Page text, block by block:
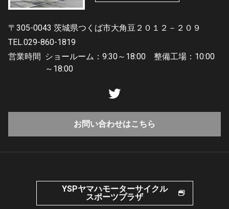
〒305-0043 茨城県つくば市大角豆２０１２－２０９
TEL.029-860-1819
営業時間 ショールーム：9:30～18:00 整備工場：10:00
～18:00
お問い合わせはこちら
YSPヤマハモーターサイクル
スポーツプラザ